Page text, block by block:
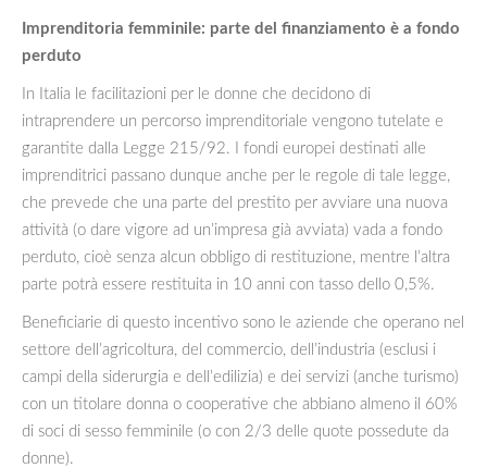
Imprenditoria femminile: parte del finanziamento è a fondo
perduto
In Italia le facilitazioni per le donne che decidono di
intraprendere un percorso imprenditoriale vengono tutelate e
garantite dalla Legge 215/92. I fondi europei destinati alle
imprenditrici passano dunque anche per le regole di tale legge,
che prevede che una parte del prestito per avviare una nuova
attività (o dare vigore ad un’impresa già avviata) vada a fondo
perduto, cioè senza alcun obbligo di restituzione, mentre l’altra
parte potrà essere restituita in 10 anni con tasso dello 0,5%.
Beneficiarie di questo incentivo sono le aziende che operano nel
settore dell’agricoltura, del commercio, dell’industria (esclusi i
campi della siderurgia e dell’edilizia) e dei servizi (anche turismo)
con un titolare donna o cooperative che abbiano almeno il 60%
di soci di sesso femminile (o con 2/3 delle quote possedute da
donne).